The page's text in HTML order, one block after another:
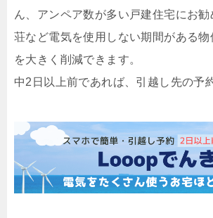
ん、アンペア数が多い戸建住宅にお勧
荘など電気を使用しない期間がある
を大きく削減できます。
中2日以上前であれば、引越し先の予